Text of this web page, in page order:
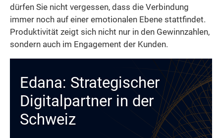
dürfen Sie nicht vergessen, dass die Verbindung
immer noch auf einer emotionalen Ebene stattfindet.
Produktivität zeigt sich nicht nur in den Gewinnzahlen,
sondern auch im Engagement der Kunden.
Edana: Strategischer
Digitalpartner in der
Schweiz